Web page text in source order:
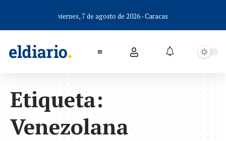
viernes, 7 de agosto de 2026 - Caracas
Etiqueta:
Venezolana